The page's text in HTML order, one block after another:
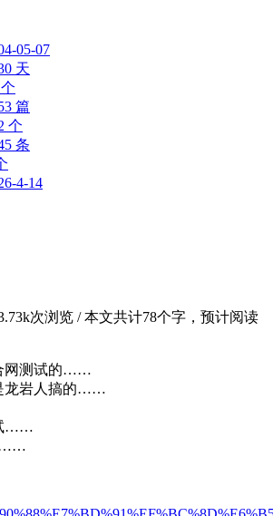
05-07
天
篇
个
条
4-14
次浏览 /本文共计78个字，预计阅读
网测试的……
龙岩人搞的……
……
……